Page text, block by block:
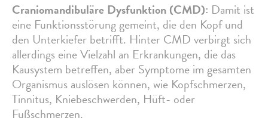
Craniomandibuläre Dysfunktion (CMD): Damit ist
eine Funktionsstörung gemeint, die den Kopf und
den Unterkiefer betrifft. Hinter CMD verbirgt sich
allerdings eine Vielzahl an Erkrankungen, die das
Kausystem betreffen, aber Symptome im gesamten
Organismus auslösen können, wie Kopfschmerzen,
Tinnitus, Kniebeschwerden, Hüft- oder
Fußschmerzen.